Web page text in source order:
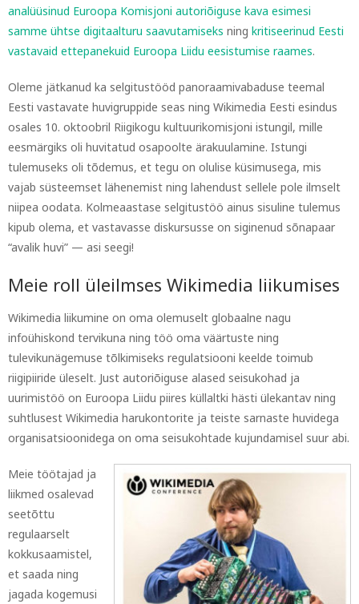
analüüsinud Euroopa Komisjoni autoriõiguse kava esimesi
samme ühtse digitaalturu saavutamiseks ning kritiseerinud Eesti
vastavaid ettepanekuid Euroopa Liidu eesistumise raames.
Oleme jätkanud ka selgitustööd panoraamivabaduse teemal
Eesti vastavate huvigruppide seas ning Wikimedia Eesti esindus
osales 10. oktoobril Riigikogu kultuurikomisjoni istungil, mille
eesmärgiks oli huvitatud osapoolte ärakuulamine. Istungi
tulemuseks oli tõdemus, et tegu on olulise küsimusega, mis
vajab süsteemset lähenemist ning lahendust sellele pole ilmselt
niipea oodata. Kolmeaastase selgitustöö ainus sisuline tulemus
kipub olema, et vastavasse diskursusse on siginenud sõnapaar
“avalik huvi” — asi seegi!
Meie roll üleilmses Wikimedia liikumises
Wikimedia liikumine on oma olemuselt globaalne nagu
infoühiskond tervikuna ning töö oma väärtuste ning
tulevikunägemuse tõlkimiseks regulatsiooni keelde toimub
riigipiiride üleselt. Just autoriõiguse alased seisukohad ja
uurimistöö on Euroopa Liidu piires küllaltki hästi ülekantav ning
suhtlusest Wikimedia harukontorite ja teiste sarnaste huvidega
organisatsioonidega on oma seisukohtade kujundamisel suur abi.
Meie töötajad ja
liikmed osalevad
seetõttu
regulaarselt
kokkusaamistel,
et saada ning
jagada kogemusi